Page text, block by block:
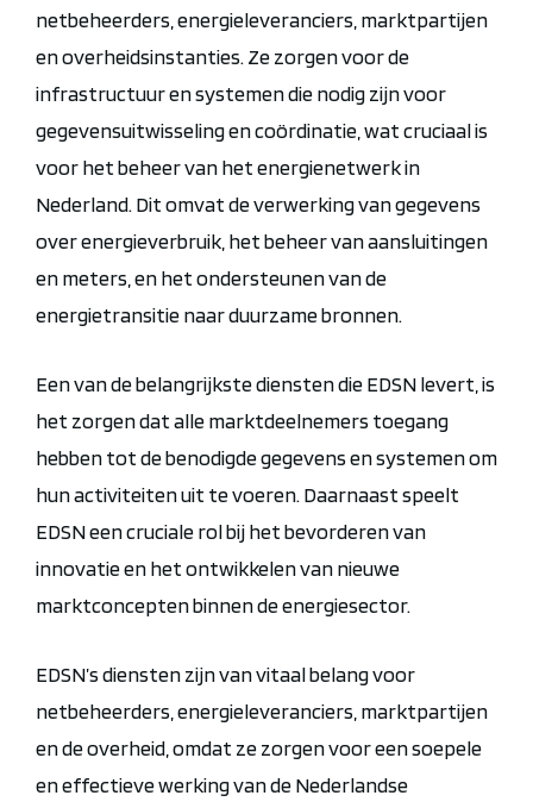
netbeheerders, energieleveranciers, marktpartijen
en overheidsinstanties. Ze zorgen voor de
infrastructuur en systemen die nodig zijn voor
gegevensuitwisseling en coördinatie, wat cruciaal is
voor het beheer van het energienetwerk in
Nederland. Dit omvat de verwerking van gegevens
over energieverbruik, het beheer van aansluitingen
en meters, en het ondersteunen van de
energietransitie naar duurzame bronnen.
Een van de belangrijkste diensten die EDSN levert, is
het zorgen dat alle marktdeelnemers toegang
hebben tot de benodigde gegevens en systemen om
hun activiteiten uit te voeren. Daarnaast speelt
EDSN een cruciale rol bij het bevorderen van
innovatie en het ontwikkelen van nieuwe
marktconcepten binnen de energiesector.
EDSN’s diensten zijn van vitaal belang voor
netbeheerders, energieleveranciers, marktpartijen
en de overheid, omdat ze zorgen voor een soepele
en effectieve werking van de Nederlandse